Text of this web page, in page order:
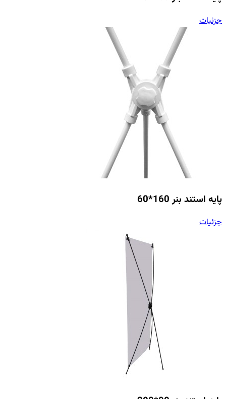
جزئیات
پایه استند بنر 160*60
جزئیات